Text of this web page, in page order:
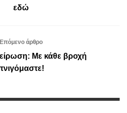
εδώ
Επόμενο άρθρο
Με κάθε βροχή